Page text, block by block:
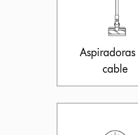
Aspiradoras
cable